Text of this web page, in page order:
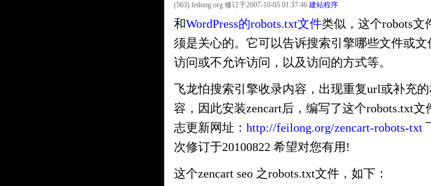
(563) feilong.org 修订于2007-10-05 01:37:46 建站程序
和WordPress的robots.txt文件类似，这个robots文
须是关心的。它可以告诉搜索引擎哪些文件或文
访问或不允许访问，以及访问的方式等。
飞龙怕搜索引擎收录内容，出现重复url或补充
容，因此安装zencart后，编写了这个robots.txt文
志更新网址： http://feilong.org/zencart-robots-txt
次修订于20100822 希望对您有用!
这个zencart seo 之robots.txt文件，如下：